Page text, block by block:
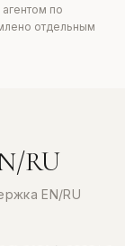
по
отдельным
RU
EN/RU